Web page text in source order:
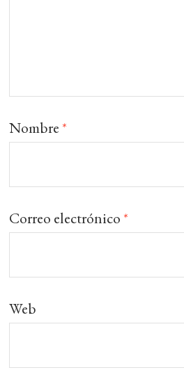
Nombre *
Correo electrónico *
Web